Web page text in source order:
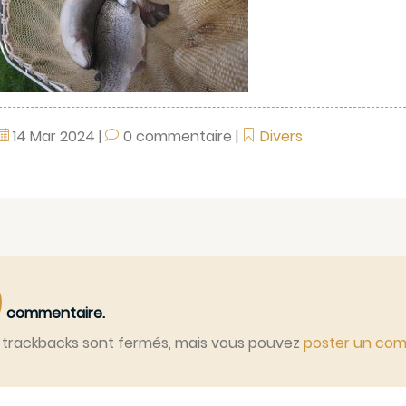
14 Mar 2024 | 0 commentaire | Divers
commentaire.
trackbacks sont fermés, mais vous pouvez poster un